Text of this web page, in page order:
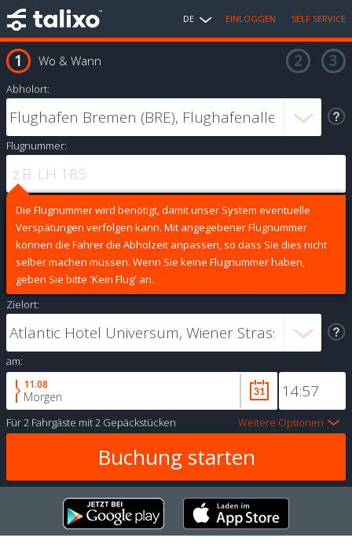
DE EINLOGGEN SELF SERVICE
Wo & Wann
Abholort:
Flugnummer:
Die Flugnummer wird benötigt, damit unser System eventuelle
Verspätungen verfolgen kann. Mit angegebener Flugnummer
können die Fahrer die Abholzeit anpassen, so dass Sie dies nicht
selber machen müssen. Wenn Sie keine Flugnummer haben,
geben Sie bitte 'Kein Flug' an.
Zielort:
am:
11.08
Morgen
Für2 Fahrgäste mit2 Gepäckstücken Weitere Optionen